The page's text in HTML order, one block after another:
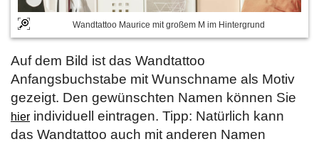
Wandtattoo Maurice mit großem M im Hintergrund
Auf dem Bild ist das Wandtattoo
Anfangsbuchstabe mit Wunschname als Motiv
gezeigt. Den gewünschten Namen können Sie
hier individuell eintragen. Tipp: Natürlich kann
das Wandtattoo auch mit anderen Namen